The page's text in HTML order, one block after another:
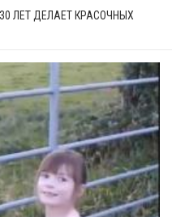
ЛЕТ ДЕЛАЕТ КРАСОЧНЫХ